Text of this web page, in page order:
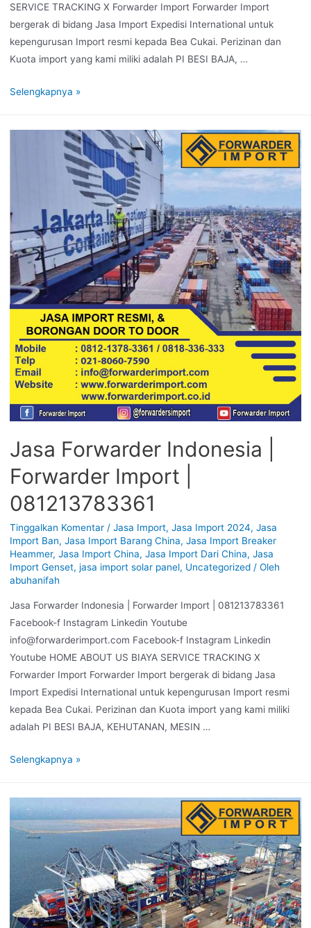
SERVICE TRACKING X Forwarder Import Forwarder Import
bergerak di bidang Jasa Import Expedisi International untuk
kepengurusan Import resmi kepada Bea Cukai. Perizinan dan
Kuota import yang kami miliki adalah PI BESI BAJA, …
Selengkapnya »
Jasa Forwarder Indonesia |
Forwarder Import |
081213783361
Tinggalkan Komentar / Jasa Import, Jasa Import 2024, Jasa
Import Ban, Jasa Import Barang China, Jasa Import Breaker
Heammer, Jasa Import China, Jasa Import Dari China, Jasa
Import Genset, jasa import solar panel, Uncategorized/ Oleh
abuhanifah
Jasa Forwarder Indonesia | Forwarder Import | 081213783361
Facebook-f Instagram Linkedin Youtube
info@forwarderimport.com Facebook-f Instagram Linkedin
Youtube HOME ABOUT US BIAYA SERVICE TRACKING X
Forwarder Import Forwarder Import bergerak di bidang Jasa
Import Expedisi International untuk kepengurusan Import resmi
kepada Bea Cukai. Perizinan dan Kuota import yang kami miliki
adalah PI BESI BAJA, KEHUTANAN, MESIN …
Selengkapnya »